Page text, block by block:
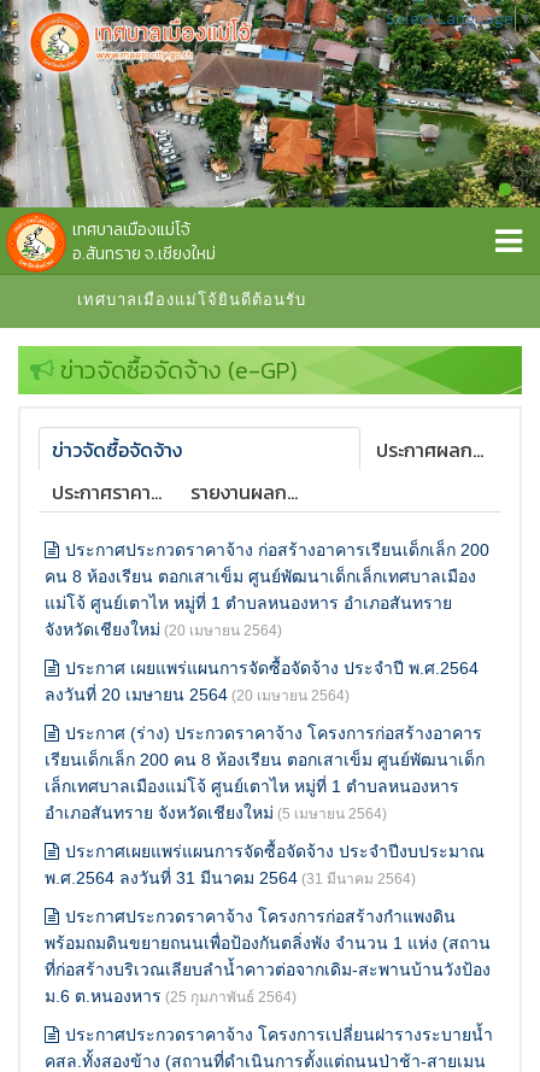
เทศบาลเมืองแม่โจ้
อ.สันทราย จ.เชียงใหม่
เทศบาลเมืองแม่โจ้ยินดีต้อนรับ
Select Language▼
ข่าวจัดซื้อจัดจ้าง (e-GP)
ข่าวจัดซื้อจัดจ้าง
ประกาศผลการจัดซื้อจัดจ้าง
ประกาศราคากลาง
รายงานผลการจัดซื้อจัดจ้าง
ประกาศประกวดราคาจ้าง ก่อสร้างอาคารเรียนเด็กเล็ก 200
คน 8 ห้องเรียน ตอกเสาเข็ม ศูนย์พัฒนาเด็กเล็กเทศบาลเมือง
แม่โจ้ ศูนย์เตาไห หมู่ที่ 1 ตำบลหนองหาร อำเภอสันทราย
จังหวัดเชียงใหม่ (20 เมษายน 2564)
ประกาศ เผยแพร่แผนการจัดซื้อจัดจ้าง ประจำปี พ.ศ.2564
ลงวันที่ 20 เมษายน 2564 (20 เมษายน 2564)
ประกาศ (ร่าง) ประกวดราคาจ้าง โครงการก่อสร้างอาคาร
เรียนเด็กเล็ก 200 คน 8 ห้องเรียน ตอกเสาเข็ม ศูนย์พัฒนาเด็ก
เล็กเทศบาลเมืองแม่โจ้ ศูนย์เตาไห หมู่ที่ 1 ตำบลหนองหาร
อำเภอสันทราย จังหวัดเชียงใหม่ (5 เมษายน 2564)
ประกาศเผยแพร่แผนการจัดซื้อจัดจ้าง ประจำปีงบประมาณ
พ.ศ.2564 ลงวันที่ 31 มีนาคม 2564 (31 มีนาคม 2564)
ประกาศประกวดราคาจ้าง โครงการก่อสร้างกำแพงดิน
พร้อมถมดินขยายถนนเพื่อป้องกันตลิ่งพัง จำนวน 1 แห่ง (สถาน
ที่ก่อสร้างบริเวณเลียบลำน้ำคาวต่อจากเดิม-สะพานบ้านวังป้อง
ม.6 ต.หนองหาร (25 กุมภาพันธ์ 2564)
ประกาศประกวดราคาจ้าง โครงการเปลี่ยนฝารางระบายน้ำ
คสล.ทั้งสองข้าง (สถานที่ดำเนินการตั้งแต่ถนนป่าช้า-สายเมน